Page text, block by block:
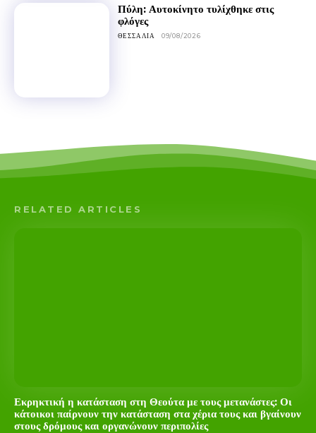
Πύλη: Αυτοκίνητο τυλίχθηκε στις
φλόγες
ΘΕΣΣΑΛΊΑ 09/08/2026
RELATED ARTICLES
Εκρηκτική η κατάσταση στη Θεούτα με τους μετανάστες: Οι
κάτοικοι παίρνουν την κατάσταση στα χέρια τους και βγαίνουν
στους δρόμους και οργανώνουν περιπολίες